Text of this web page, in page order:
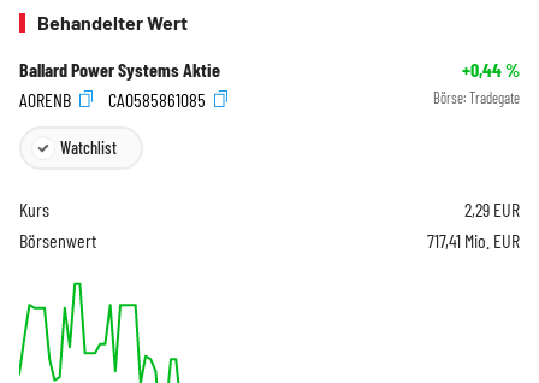
Behandelter Wert
Ballard Power Systems Aktie +0,44%
A0RENB
CA0585861085 Börse: Tradegate
Watchlist
Kurs 2,29 EUR
Börsenwert
717,41 Mio. EUR